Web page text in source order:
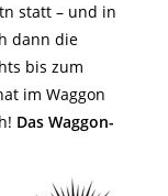
statt – und in
dann die
bis zum
im Waggon
Das Waggon-